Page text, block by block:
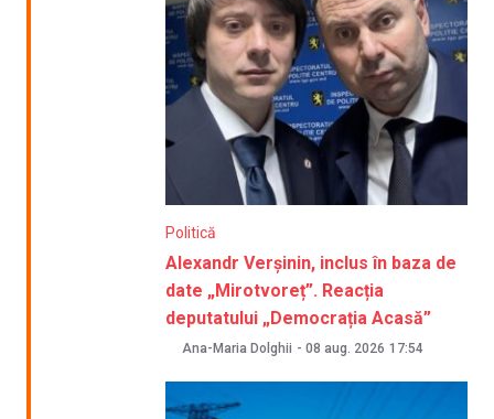
Politică
Alexandr Verșinin, inclus în baza de
date „Mirotvoreț”. Reacția
deputatului „Democrația Acasă”
Ana-Maria Dolghii - 08 aug. 2026 17:54